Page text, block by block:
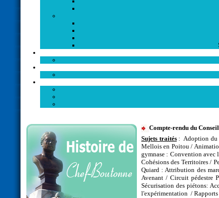
Compte-rendu du
Sujets traités: Adoption du
Mellois en Poitou /
gymnase : Convention avec
Cohésions des Territoires /
Quiard : Attribution des
Avenant / Circuit pédestre
Sécurisation des piétons:
l'expérimentation / Rapports